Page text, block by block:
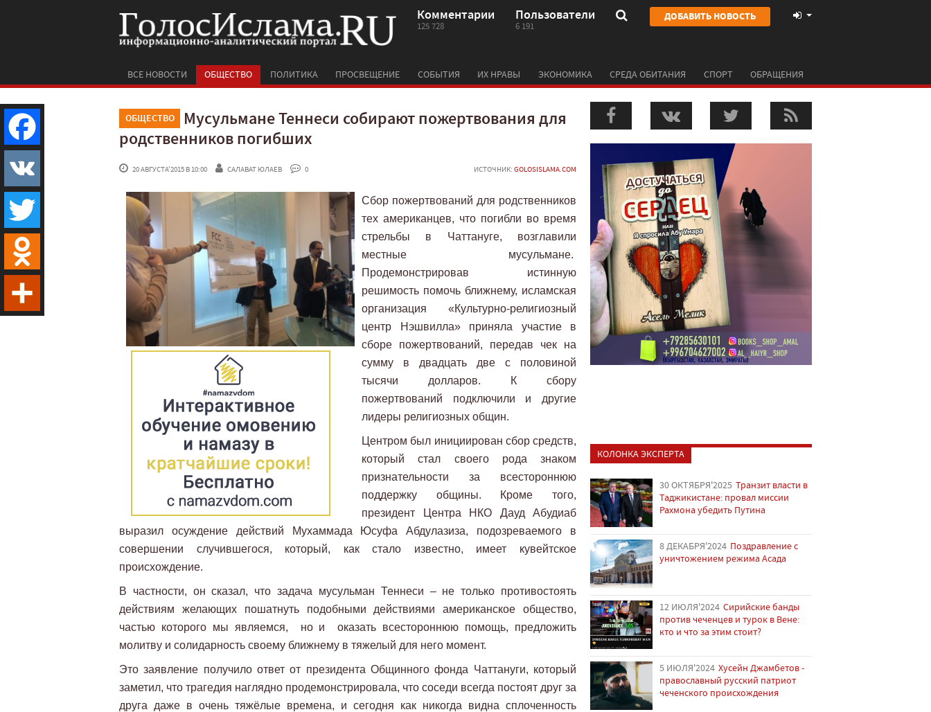
Комментарии
125 728
Пользователи
6 191
ДОБАВИТЬ НОВОСТЬ
ВСЕ НОВОСТИ ОБЩЕСТВО ПОЛИТИКА ПРОСВЕЩЕНИЕ СОБЫТИЯ ИХ НРАВЫ ЭКОНОМИКА СРЕДА ОБИТАНИЯ СПОРТ ОБРАЩЕНИЯ
ОБЩЕСТВО
Мусульмане Теннеси собирают пожертвования для
родственников погибших
20 АВГУСТА'2015 В 10:00 САЛАВАТ ЮЛАЕВ 0 ИСТОЧНИК: GOLOSISLAMA.COM
Сбор пожертвований для родственников
тех американцев, что погибли во время
стрельбы в Чаттануге, возглавили
местные мусульмане.
Продемонстрировав истинную
решимость помочь ближнему, исламская
организация «Культурно-религиозный
центр Нэшвилла» приняла участие в
сборе пожертвований, передав чек на
сумму в двадцать две с половиной
тысячи долларов. К сбору
пожертвований подключили и другие
лидеры религиозных общин.
Центром был инициирован сбор средств,
который стал своего рода знаком
признательности за всестороннюю
поддержку общины. Кроме того,
президент Центра НКО Дауд Абудиаб
выразил осуждение действий Мухаммада Юсуфа Абдулазиза, подозреваемого в
совершении случившегося, который, как стало известно, имеет кувейтское
происхождение.
В частности, он сказал, что задача мусульман Теннеси – не только противостоять
действиям желающих пошатнуть подобными действиями американское общество,
частью которого мы являемся, но и оказать всестороннюю помощь, предложить
молитву и солидарность своему ближнему в тяжелый для него момент.
Это заявление получило ответ от президента Общинного фонда Чаттануги, который
заметил, что трагедия наглядно продемонстрировала, что соседи всегда постоят друг за
друга даже в очень тяжёлые времена, и сегодня как никогда видна сплоченность
КОЛОНКА ЭКСПЕРТА
30 ОКТЯБРЯ'2025 Транзит власти в
Таджикистане: провал миссии
Рахмона убедить Путина
8 ДЕКАБРЯ'2024 Поздравление с
уничтожением режима Асада
12 ИЮЛЯ'2024 Сирийские банды
против чеченцев и турок в Вене:
кто и что за этим стоит?
5 ИЮЛЯ'2024 Хусейн Джамбетов -
православный русский патриот
чеченского происхождения
Facebook
VK
Twitter
Odnoklassniki